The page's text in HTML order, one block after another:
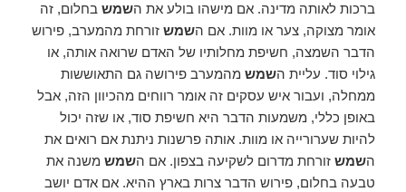
ברכות לאותה מדינה. אם מישהו בולע את השמש בחלום, זה
אומר מצוקה, צער או מוות. אם השמש זורחת מהמערב, פירוש
הדבר השמצה, חשיפת מחלותיו של האדם שרואה אותה, או
גילוי סוד. עליית השמש מהמערב פירושה גם התאוששות
ממחלה, ועבור איש עסקים זה אומר רווחים מהכיוון הזה, אבל
באופן כללי, משמעות הדבר היא חשיפת סוד, או שזה יכול
להיות שערורייה או מוות. אותה פרשנות ניתנת אם רואים את
השמש זורחת מדרום לשקיעה בצפון. אם השמש משנה את
טבעה בחלום, פירוש הדבר צרות בארץ ההיא. אם אדם יושב